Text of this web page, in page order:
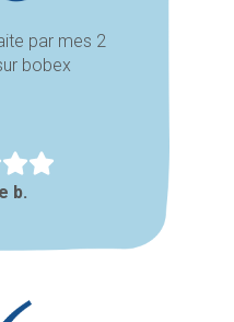
par mes 2
bobex
b.